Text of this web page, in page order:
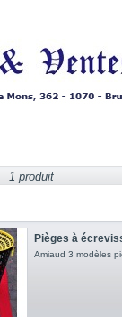
1 produit
Pièges à
Amiaud 3 modèles